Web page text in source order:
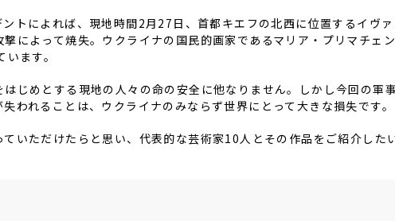
トによれば、現地時間2月 27 日、首都キエフの北西に位置するイヴァ
によって焼失。ウクライナの国民的画家であるマリア・プリマチェ
ます。
じめとする現地の人々の命の安全に他なりません。しかし今回の軍
われることは、ウクライナのみならず世界にとって大きな損失です。
いただけたらと思い、代表的な芸術家10人とその作品をご紹介した